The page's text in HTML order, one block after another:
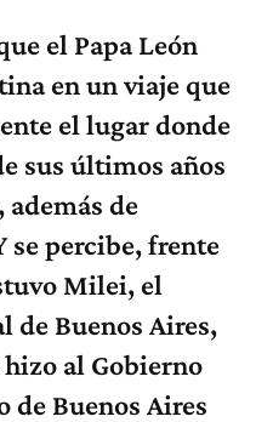
el Papa León
en un viaje que
el lugar donde
sus últimos años
además de
se percibe, frente
Milei, el
de Buenos Aires,
al Gobierno
de Buenos Aires